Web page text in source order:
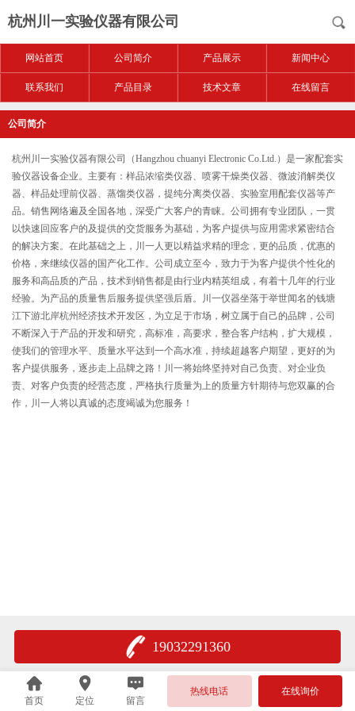
杭州川一实验仪器有限公司
网站首页 公司简介 产品展示 新闻中心
联系我们 产品目录 技术文章 在线留言
公司简介
杭州川一实验仪器有限公司（Hangzhou chuanyi Electronic Co.Ltd.）是一家配套实
验仪器设备企业。主要有：样品浓缩类仪器、喷雾干燥类仪器、微波消解类仪
器、样品处理前仪器、蒸馏类仪器，提纯分离类仪器、实验室用配套仪器等产
品。销售网络遍及全国各地，深受广大客户的青睐。公司拥有专业团队，一贯
以快速回应客户的及提供的交货服务为基础，为客户提供与应用需求紧密结合
的解决方案。在此基础之上，川一人更以精益求精的理念，更的品质，优惠的
价格，来继续仪器的国产化工作。公司成立至今，致力于为客户提供个性化的
服务和高品质的产品，技术到销售都是由行业内精英组成，有着十几年的行业
经验。为产品的质量售后服务提供坚强后盾。川一仪器坐落于举世闻名的钱塘
江下游北岸杭州经济技术开发区，为立足于市场，树立属于自己的品牌，公司
不断深入于产品的开发和研究，高标准，高要求，整合客户结构，扩大规模，
使我们的管理水平、质量水平达到一个高水准，持续超越客户期望，更好的为
客户提供服务，逐步走上品牌之路！川一将始终坚持对自己负责、对企业负
责、对客户负责的经营态度，严格执行质量为上的质量方针期待与您双赢的合
作，川一人将以真诚的态度竭诚为您服务！
19032291360
首页 定位 留言
热线电话 在线询价